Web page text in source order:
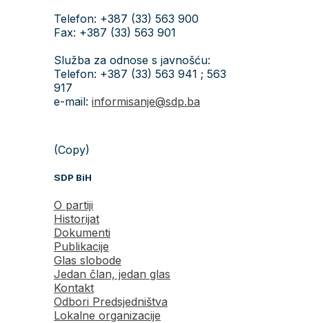
Telefon: +387 (33) 563 900
Fax: +387 (33) 563 901
Služba za odnose s javnošću:
Telefon: +387 (33) 563 941 ; 563
917
e-mail: informisanje@sdp.ba
(Copy)
SDP BiH
O partiji
Historijat
Dokumenti
Publikacije
Glas slobode
Jedan član, jedan glas
Kontakt
Odbori Predsjedništva
Lokalne organizacije